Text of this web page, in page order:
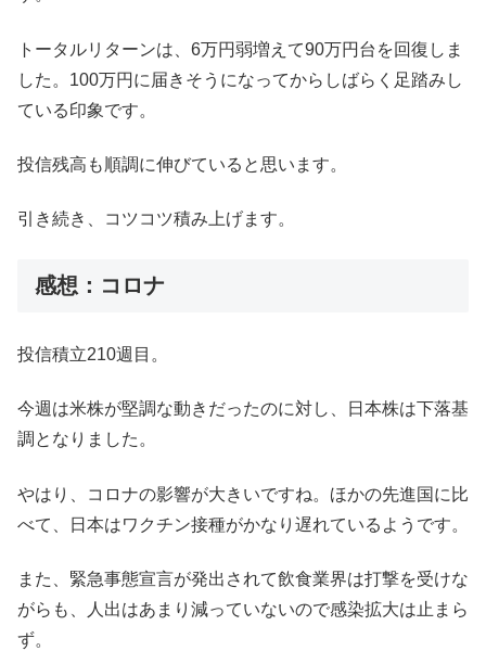
トータルリターンは、6万円弱増えて90万円台を回復しま
した。100万円に届きそうになってからしばらく足踏みし
ている印象です。
投信残高も順調に伸びていると思います。
引き続き、コツコツ積み上げます。
感想：コロナ
投信積立210週目。
今週は米株が堅調な動きだったのに対し、日本株は下落基
調となりました。
やはり、コロナの影響が大きいですね。ほかの先進国に比
べて、日本はワクチン接種がかなり遅れているようです。
また、緊急事態宣言が発出されて飲食業界は打撃を受けな
がらも、人出はあまり減っていないので感染拡大は止まら
ず。